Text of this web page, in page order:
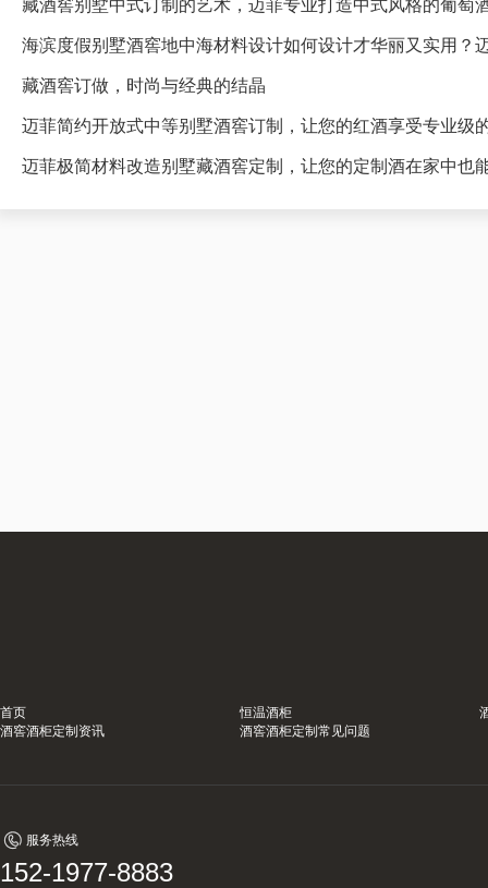
藏酒窖别墅中式订制的艺术，迈菲专业打造中式风格的葡萄
海滨度假别墅酒窖地中海材料设计如何设计才华丽又实用？
藏酒窖订做，时尚与经典的结晶
迈菲简约开放式中等别墅酒窖订制，让您的红酒享受专业级
迈菲极简材料改造别墅藏酒窖定制，让您的定制酒在家中也
首页 恒温酒柜
酒窖酒柜定制资讯
酒窖酒柜定制常见问题
服务热线
152-1977-8883